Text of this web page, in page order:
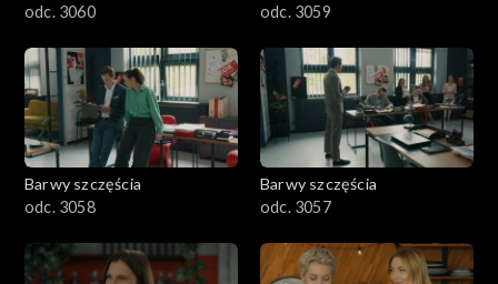
odc. 3060
odc. 3059
Barwy szczęścia
odc. 3058
Barwy szczęścia
odc. 3057